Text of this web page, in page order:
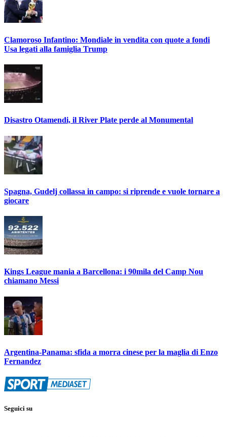
Clamoroso Infantino: Mondiale in vendita con quote a fondi
Usa legati alla famiglia Trump
Disastro Otamendi, il River Plate perde al Monumental
Spagna, Gudelj collassa in campo: si riprende e vuole tornare a
giocare
Kings League mania a Barcellona: i 90mila del Camp Nou
chiamano Messi
Argentina-Panama: sfida a morra cinese per la maglia di Enzo
Fernandez
Seguici su